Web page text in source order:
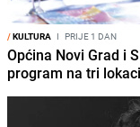
/KULTURA I PRIJE 1 DAN
Općina Novi Grad i
program na tri